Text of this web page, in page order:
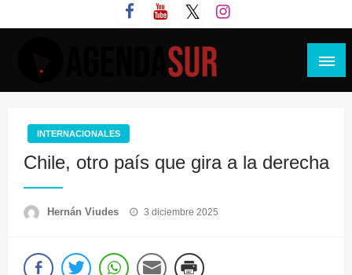
al
INTERNACIONALES
Chile, otro país que gira a la derecha
Hernán Viudes
Publicado
3 diciembre 2025